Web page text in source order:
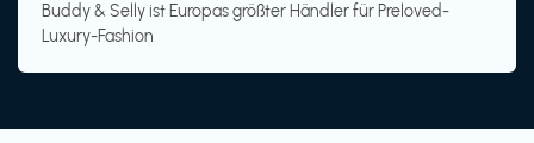
Buddy & Selly ist Europas größter Händler für Preloved-
Luxury-Fashion